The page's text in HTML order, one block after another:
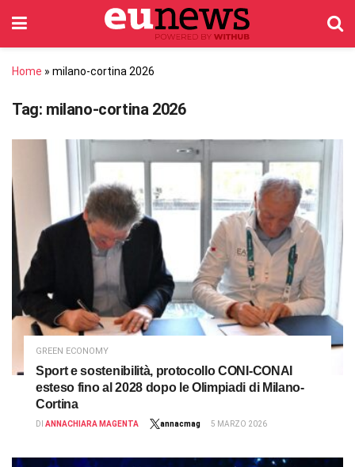
Home » milano-cortina 2026
Tag: milano-cortina 2026
GREEN ECONOMY
Sport e sostenibilità, protocollo CONI-CONAI
esteso fino al 2028 dopo le Olimpiadi di Milano-
Cortina
DI ANNACHIARA MAGENTA annacmag 5 MARZO 2026